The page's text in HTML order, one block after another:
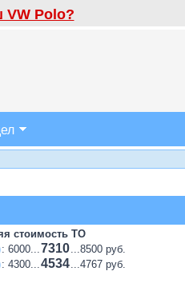
VW Polo?
стоимость ТО
: 6000...7310...8500 руб.
: 4300...4534...4767 руб.